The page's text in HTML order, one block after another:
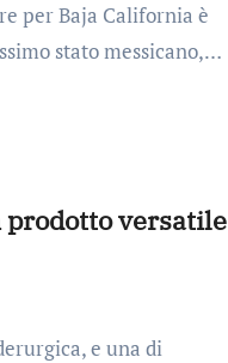
stato messicano,…
versatile